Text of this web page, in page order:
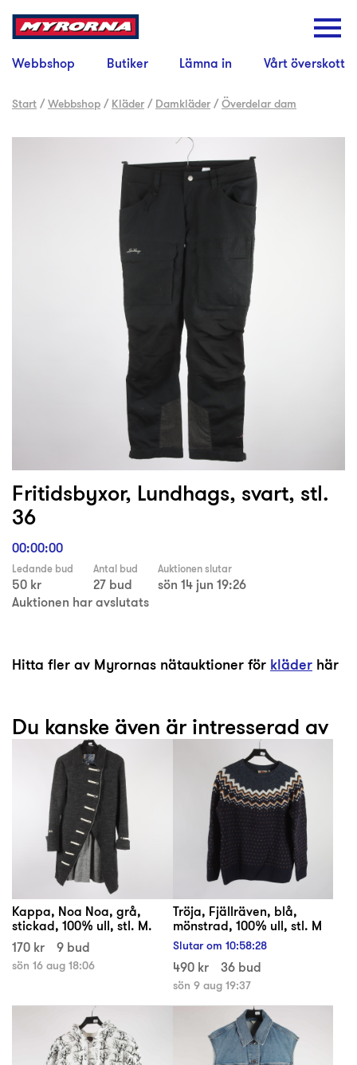
Webbshop Butiker Lämna in Vårt överskott
Start /Webbshop / Kläder / Damkläder /Överdelar dam
Fritidsbyxor, Lundhags, svart, stl.
36
00:00:00
Ledande bud
50 kr
Antal bud
27 bud
Auktionen slutar
sön 14 jun 19:26
Auktionen har avslutats
Hitta fler av Myrornas nätauktioner för kläder här
Du kanske även är intresserad av
Kappa, Noa Noa, grå,
stickad, 100% ull, stl. M.
170 kr
9 bud
sön 16 aug 18:06
Tröja, Fjällräven, blå,
mönstrad, 100% ull, stl. M
Slutar om 10:58:28
490 kr 36 bud
sön 9 aug 19:37